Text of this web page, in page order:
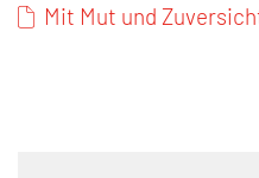
Mit Mut und